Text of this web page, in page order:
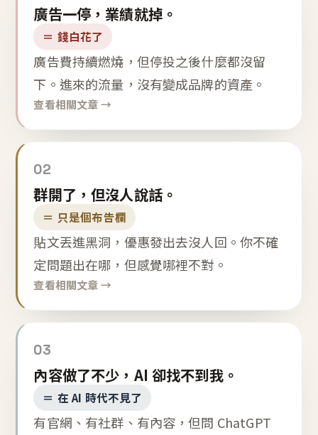
廣告一停，業績就掉。
＝ 錢白花了
廣告費持續燃燒，但停投之後什麼都沒留
下。進來的流量，沒有變成品牌的資產。
查看相關文章 →
02
群開了，但沒人說話。
＝ 只是個布告欄
貼文丟進黑洞，優惠發出去沒人回。你不確
定問題出在哪，但感覺哪裡不對。
查看相關文章 →
03
內容做了不少，AI 卻找不到我。
＝ 在 AI 時代不見了
有官網、有社群、有內容，但問 ChatGPT